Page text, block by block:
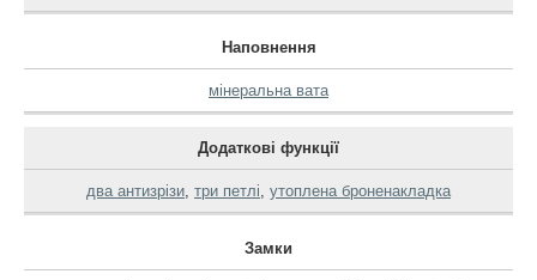
Наповнення
мінеральна вата
Додаткові функції
два антизрізи три петлі утоплена броненакладка
Замки